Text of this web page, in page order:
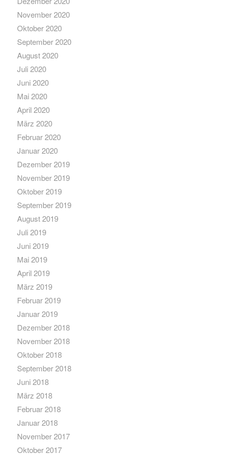
November 2020
Oktober 2020
September 2020
August 2020
Juli 2020
Juni 2020
Mai 2020
April 2020
März 2020
Februar 2020
Januar 2020
Dezember 2019
November 2019
Oktober 2019
September 2019
August 2019
Juli 2019
Juni 2019
Mai 2019
April 2019
März 2019
Februar 2019
Januar 2019
Dezember 2018
November 2018
Oktober 2018
September 2018
Juni 2018
März 2018
Februar 2018
Januar 2018
November 2017
Oktober 2017